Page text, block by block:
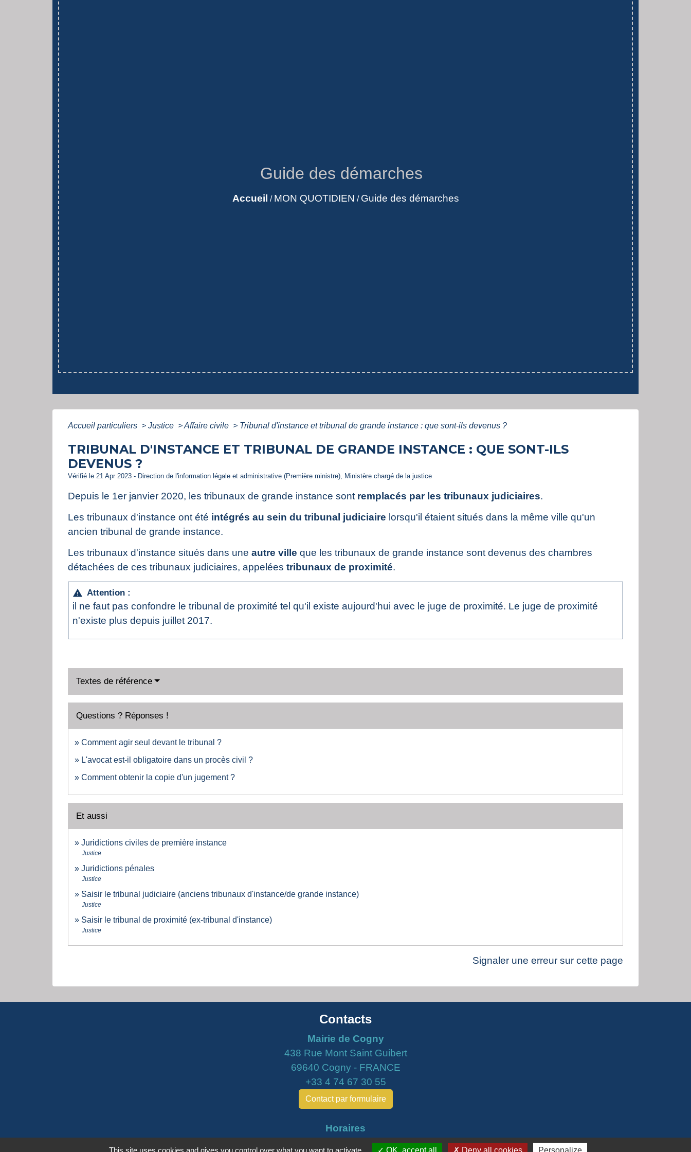
Guide des démarches
Accueil / MON QUOTIDIEN / Guide des démarches
Accueil particuliers > Justice >Affaire civile > Tribunal d'instance et tribunal de grande instance : que sont-ils devenus ?
TRIBUNAL D'INSTANCE ET TRIBUNAL DE GRANDE INSTANCE : QUE SONT-ILS
DEVENUS ?
Vérifié le 21 Apr 2023 - Direction de l'information légale et administrative (Première ministre), Ministère chargé de la justice
Depuis le 1er janvier 2020, les tribunaux de grande instance sont remplacés par les tribunaux judiciaires.
Les tribunaux d'instance ont été intégrés au sein du tribunal judiciaire lorsqu'il étaient situés dans la même ville qu'un
ancien tribunal de grande instance.
Les tribunaux d'instance situés dans une autre ville que les tribunaux de grande instance sont devenus des chambres
détachées de ces tribunaux judiciaires, appelées tribunaux de proximité.
warning Attention :
il ne faut pas confondre le tribunal de proximité tel qu'il existe aujourd'hui avec le juge de proximité. Le juge de proximité
n'existe plus depuis juillet 2017.
Textes de référence
Questions ? Réponses !
Comment agir seul devant le tribunal ?
L'avocat est-il obligatoire dans un procès civil ?
Comment obtenir la copie d'un jugement ?
Et aussi
Juridictions civiles de première instance
Justice
Juridictions pénales
Justice
Saisir le tribunal judiciaire (anciens tribunaux d'instance/de grande instance)
Justice
Saisir le tribunal de proximité (ex-tribunal d'instance)
Justice
Signaler une erreur sur cette page
Contacts
Mairie de Cogny
438 Rue Mont Saint Guibert
69640 Cogny - FRANCE
+33 4 74 67 30 55
Contact par formulaire
Horaires
Lundi : 16h30 - 18h30
This site uses cookies and gives you control over what you want to activate OK, accept all Deny all cookies Personalize